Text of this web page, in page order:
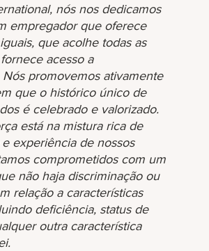
nós nos dedicamos
empregador que oferece
que acolhe todas as
acesso a
promovemos ativamente
que o histórico único de
é celebrado e valorizado.
está na mistura rica de
experiência de nossos
comprometidos com um
não haja discriminação ou
relação a características
deficiência, status de
outra característica